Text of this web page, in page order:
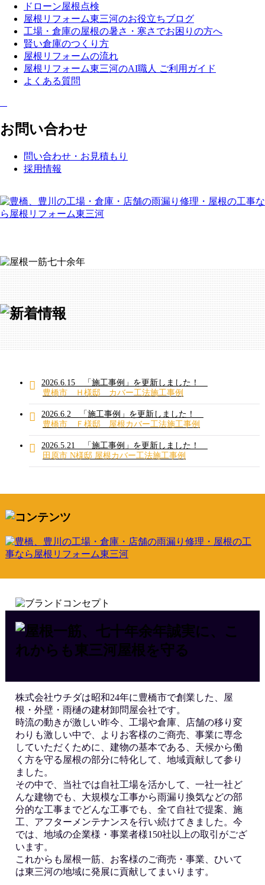
ドローン屋根点検
屋根リフォーム東三河のお役立ちブログ
工場・倉庫の屋根の暑さ・寒さでお困りの方へ
賢い倉庫のつくり方
屋根リフォームの流れ
屋根リフォーム東三河のAI職人 ご利用ガイド
よくある質問
お問い合わせ
問い合わせ・お見積もり
採用情報
2026.6.15
「施工事例」を更新しました！
豊橋市 Ｈ様邸 カバー工法施工事例
2026.6.2
「施工事例」を更新しました！
豊橋市 Ｆ様邸 屋根カバー工法施工事例
2026.5.21
「施工事例」を更新しました！
田原市 N様邸 屋根カバー工法施工事例
株式会社ウチダは昭和24年に豊橋市で創業した、屋
根・外壁・雨樋の建材卸問屋会社です。
時流の動きが激しい昨今、工場や倉庫、店舗の移り変
わりも激しい中で、よりお客様のご商売、事業に専念
していただくために、建物の基本である、天候から働
く方を守る屋根の部分に特化して、地域貢献して参り
ました。
その中で、当社では自社工場を活かして、一社一社ど
んな建物でも、大規模な工事から雨漏り換気などの部
分的な工事までどんな工事でも、全て自社で提案、施
工、アフターメンテナンスを行い続けてきました。今
では、地域の企業様・事業者様150社以上の取引がござ
います。
これからも屋根一筋、お客様のご商売・事業、ひいて
は東三河の地域に発展に貢献してまいります。